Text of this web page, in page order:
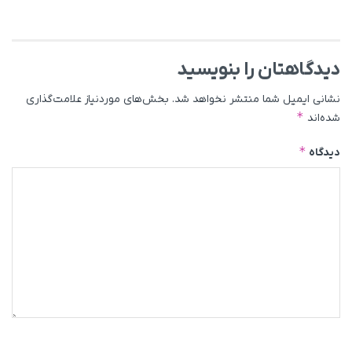
دیدگاهتان را بنویسید
نشانی ایمیل شما منتشر نخواهد شد. بخش‌های موردنیاز علامت‌گذاری
شده‌اند *
دیدگاه *